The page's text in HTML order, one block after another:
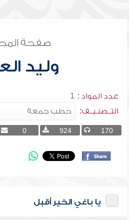
صفحة
وليد
عدد المواد : 1
التــصنـيــف:
170
924
0
يا باغي الخير أقبل